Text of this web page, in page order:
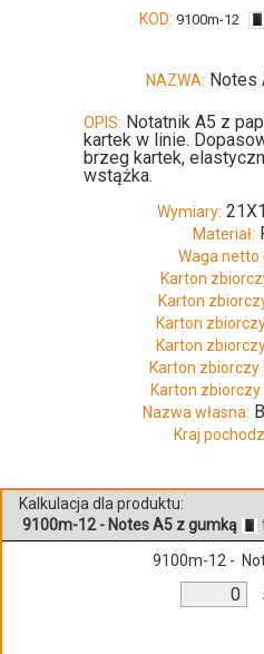
KOD: 9100m-12
NAZWA: Notes
OPIS: Notatnik A5 z
kartek w linie.
brzeg kartek,
wstążka.
Wymiary:
Materiał:
Waga netto
Karton
Karton
Karton
Karton
Karton zbiorczy
Karton zbiorczy
Nazwa własna:
Kraj
Kalkulacja dla produktu:
9100m-12 - Notes A5 z gumką
9100m-12 -